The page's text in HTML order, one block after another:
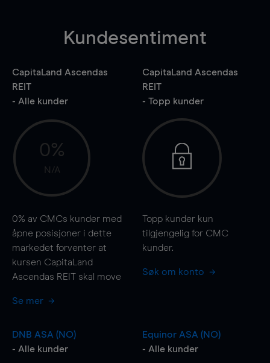
Kundesentiment
CapitaLand Ascendas
REIT
- Alle kunder
0%
N/A
0% av CMCs kunder med
åpne posisjoner i dette
markedet forventer at
kursen CapitaLand
Ascendas REIT skal move
Se mer
CapitaLand Ascendas
REIT
- Topp kunder
Topp kunder kun
tilgjengelig for CMC
kunder.
Søk om konto
DNB ASA (NO)
- Alle kunder
Equinor ASA (NO)
- Alle kunder